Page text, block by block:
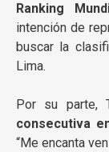
Ranking
intención de
buscar la
Lima.
Por su parte,
consecutiva
“Me encanta